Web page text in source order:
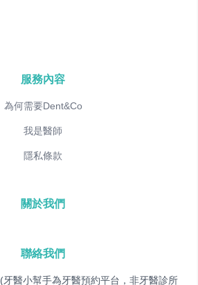
服務內容
為何需要Dent&Co
我是醫師
隱私條款
關於我們
聯絡我們
(牙醫小幫手為牙醫預約平台，非牙醫診所